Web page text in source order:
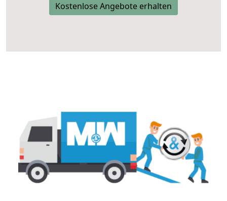
Kostenlose Angebote erhalten